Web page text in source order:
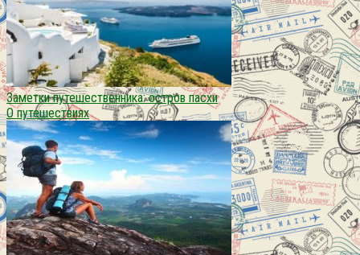
Заметки путешественника: остров пасхи
О путешествиях